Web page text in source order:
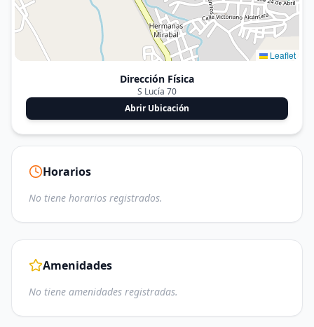
Leaflet
Dirección Física
S Lucía 70
Abrir Ubicación
Horarios
No tiene horarios registrados.
Amenidades
No tiene amenidades registradas.